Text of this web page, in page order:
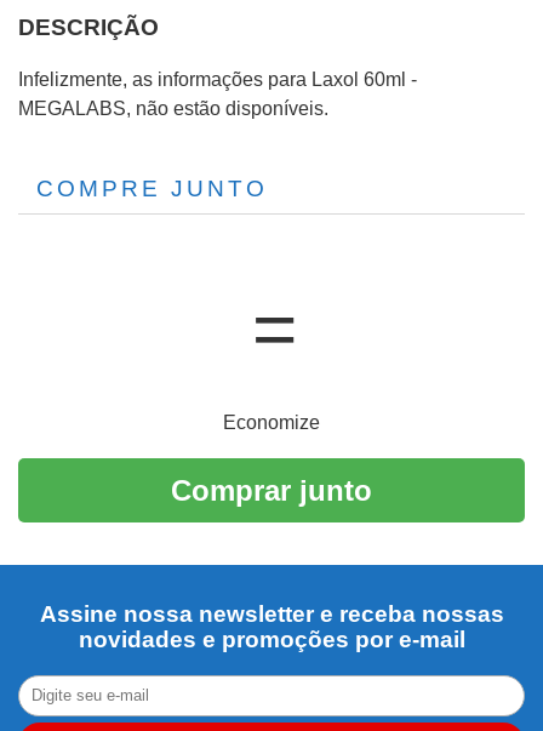
DESCRIÇÃO
Infelizmente, as informações para Laxol 60ml -
MEGALABS, não estão disponíveis.
COMPRE JUNTO
Economize
Comprar junto
Assine nossa newsletter e receba nossas
novidades e promoções por e-mail